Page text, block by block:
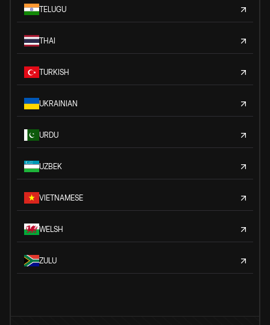
TELUGU
THAI
TURKISH
UKRAINIAN
URDU
UZBEK
VIETNAMESE
WELSH
ZULU